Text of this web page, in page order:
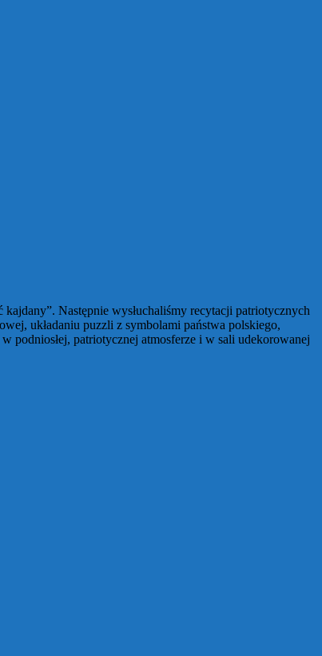
Następnie wysłuchaliśmy recytacji patriotycznych
układaniu puzzli z symbolami państwa polskiego,
podniosłej, patriotycznej atmosferze i w sali udekorowanej